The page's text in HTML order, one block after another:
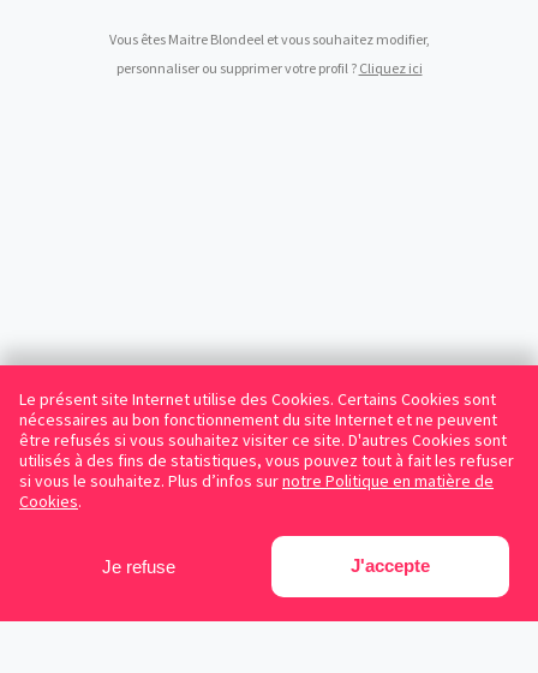
Le présent site Internet utilise des Cookies. Certains Cookies sont
nécessaires au bon fonctionnement du site Internet et ne peuvent
être refusés si vous souhaitez visiter ce site. D'autres Cookies sont
utilisés à des fins de statistiques, vous pouvez tout à fait les refuser
si vous le souhaitez. Plus d’infos surnotre Politique en matière de
Cookies.
Je refuse J'accepte
Vous êtes Maitre Blondeel et vous souhaitez modifier,
personnaliser ou supprimer votre profil ? Cliquez ici